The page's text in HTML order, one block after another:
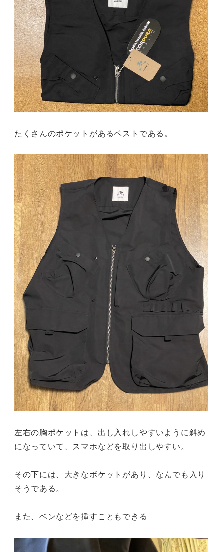
たくさんのポケットがあるベストである。
左右の胸ポケットは、出し入れしやすいように斜め
になっていて、スマホなどを取り出しやすい。
その下には、大きなボケットがあり、なんでも入り
そうである。
また、ベンなどを挿すこともできる